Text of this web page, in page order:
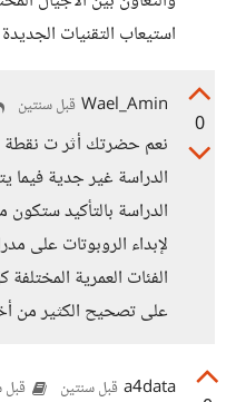
استيعاب التقنيات
0
Wael_Amin قبل سنتين
نعم حضرتك أثر ت
الدراسة غير جدية فيما
الدراسة بالتأكيد
لإبداء الروبوتات على
الفئات العمرية
على تصحيح الكثير من
a4data قبل سنتين قبل